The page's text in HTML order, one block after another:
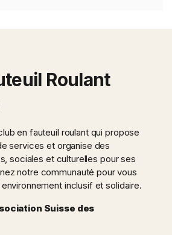
Roulant
en fauteuil roulant qui propose
services et organise des
sociales et culturelles pour ses
notre communauté pour vous
inclusif et solidaire.
Suisse des